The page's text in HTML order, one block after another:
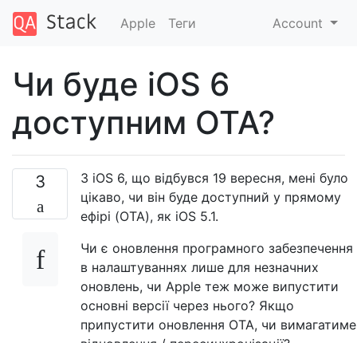
Apple Теги Account
Чи буде iOS 6
доступним OTA?
3
З iOS 6, що відбувся 19 вересня, мені було
цікаво, чи він буде доступний у прямому
ефірі (OTA), як iOS 5.1.
Чи є оновлення програмного забезпечення
в налаштуваннях лише для незначних
оновлень, чи Apple теж може випустити
основні версії через нього? Якщо
припустити оновлення OTA, чи вимагатиме